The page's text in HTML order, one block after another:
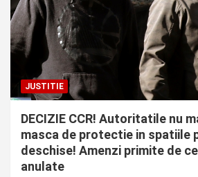
JUSTITIE
DECIZIE CCR! Autoritatile nu
masca de protectie in spatiile
deschise! Amenzi primite de
anulate